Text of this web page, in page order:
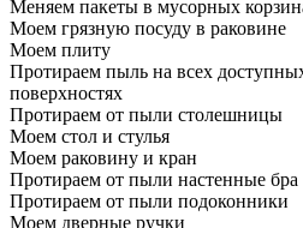
Меняем пакеты в мусорных
Моем грязную посуду в раковине
Моем плиту
Протираем пыль на всех
поверхностях
Протираем от пыли столешницы
Моем стол и стулья
Моем раковину и кран
Протираем от пыли настенные бра
Протираем от пыли подоконники
Моем дверные ручки